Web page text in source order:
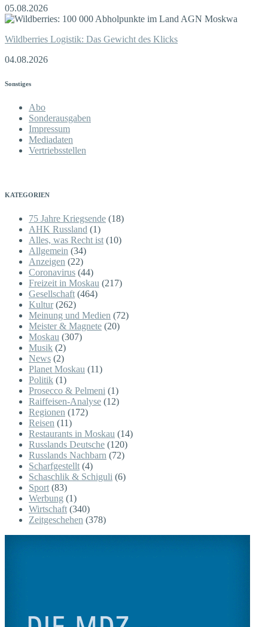
05.08.2026
Wildberries Logistik: Das Gewicht des Klicks
04.08.2026
Sonstiges
Abo
Sonderausgaben
Impressum
Mediadaten
Vertriebsstellen
KATEGORIEN
75 Jahre Kriegsende (18)
AHK Russland (1)
Alles, was Recht ist (10)
Allgemein (34)
Anzeigen (22)
Coronavirus (44)
Freizeit in Moskau (217)
Gesellschaft (464)
Kultur(262)
Meinung und Medien (72)
Meister & Magnete (20)
Moskau (307)
Musik (2)
News (2)
Planet Moskau (11)
Politik (1)
Prosecco & Pelmeni (1)
Raiffeisen-Analyse (12)
Regionen (172)
Reisen (11)
Restaurants in Moskau (14)
Russlands Deutsche (120)
Russlands Nachbarn (72)
Scharfgestellt (4)
Schaschlik & Schiguli (6)
Sport (83)
Werbung (1)
Wirtschaft (340)
Zeitgeschehen (378)